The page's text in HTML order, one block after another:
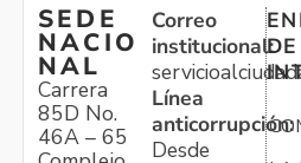
SEDE
NACIO
NAL
Carrera
85D No.
46A – 65
Correo
institucional:
Línea
anticorrupción:
Desde
DE